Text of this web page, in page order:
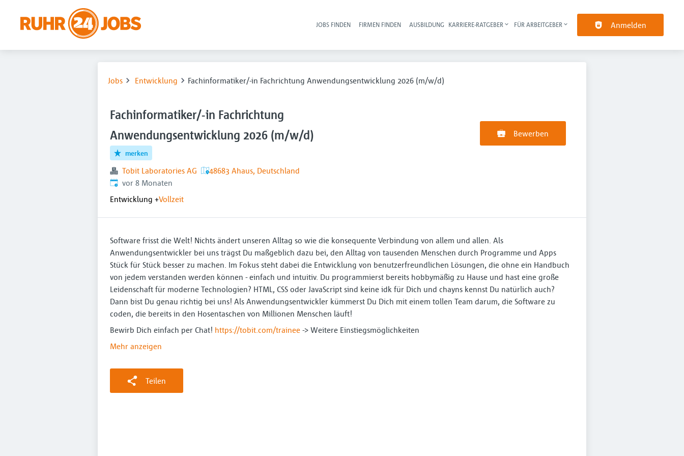
Haupt-Navigation
JOBS FINDEN FIRMEN FINDEN AUSBILDUNG KARRIERE-RATGEBER FÜR ARBEITGEBER Anmelden
Jobs Entwicklung Fachinformatiker/-in Fachrichtung Anwendungsentwicklung 2026 (m/w/d)
Fachinformatiker/-in Fachrichtung
Anwendungsentwicklung 2026 (m/w/d)
merken
Tobit Laboratories AG
48683 Ahaus, Deutschland
Veröffentlicht:
vor 8 Monaten
Entwicklung +Vollzeit
Bewerben
Software frisst die Welt! Nichts ändert unseren Alltag so wie die konsequente Verbindung von allem und allen. Als
Anwendungsentwickler bei uns trägst Du maßgeblich dazu bei, den Alltag von tausenden Menschen durch Programme und Apps
Stück für Stück besser zu machen. Im Fokus steht dabei die Entwicklung von benutzerfreundlichen Lösungen, die ohne ein Handbuch
von jedem verstanden werden können - einfach und intuitiv. Du programmierst bereits hobbymäßig zu Hause und hast eine große
Leidenschaft für moderne Technologien? HTML, CSS oder JavaScript sind keine idk für Dich und chayns kennst Du natürlich auch?
Dann bist Du genau richtig bei uns! Als Anwendungsentwickler kümmerst Du Dich mit einem tollen Team darum, die Software zu
coden, die bereits in den Hosentaschen von Millionen Menschen läuft!
Bewirb Dich einfach per Chat! https://tobit.com/trainee -> Weitere Einstiegsmöglichkeiten
Mehr anzeigen
Teilen